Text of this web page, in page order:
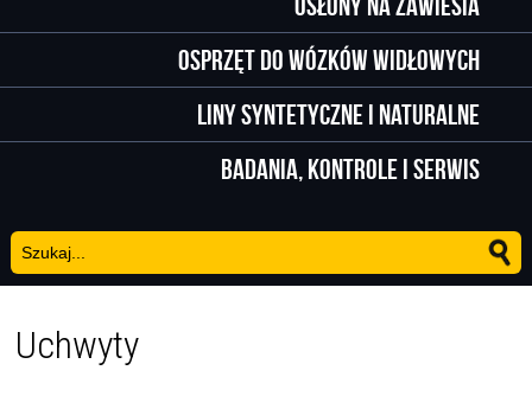
Osprzęt do wózków widłowych
Liny syntetyczne i naturalne
Badania, kontrole i serwis
Uchwyty